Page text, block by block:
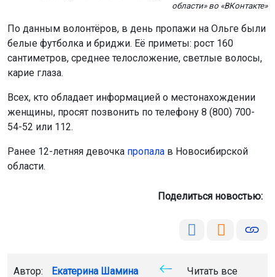
области» во «ВКонтакте»
По данным волонтёров, в день пропажи на Ольге были
белые футболка и бриджи. Её приметы: рост 160
сантиметров, среднее телосложение, светлые волосы,
карие глаза.
Всех, кто обладает информацией о местонахождении
женщины, просят позвонить по телефону 8 (800) 700-
54-52 или 112.
Ранее 12-летняя девочка пропала в Новосибирской
области.
Поделиться новостью:
Автор: Екатерина Шамина Читать все